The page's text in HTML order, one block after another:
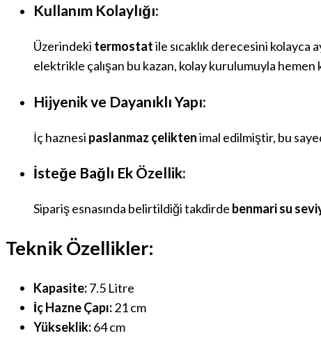
Kullanım Kolaylığı:
Üzerindeki termostatile sıcaklık derecesini kolayca
elektrikle çalışan bu kazan, kolay kurulumuyla hemen
Hijyenik ve Dayanıklı Yapı:
İç haznesi paslanmaz çeliktenimal edilmiştir, bu
İsteğe Bağlı Ek Özellik:
Sipariş esnasında belirtildiği takdirde benmari su
Teknik Özellikler:
Kapasite:7.5 Litre
İç Hazne Çapı:21 cm
Yükseklik:64 cm